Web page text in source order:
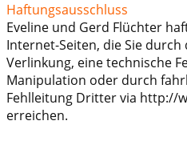
Haftungsausschluss
Eveline und Gerd Flüchter
Internet-Seiten, die Sie
Verlinkung, eine technische
Manipulation oder durch
Fehlleitung Dritter via http://
erreichen.